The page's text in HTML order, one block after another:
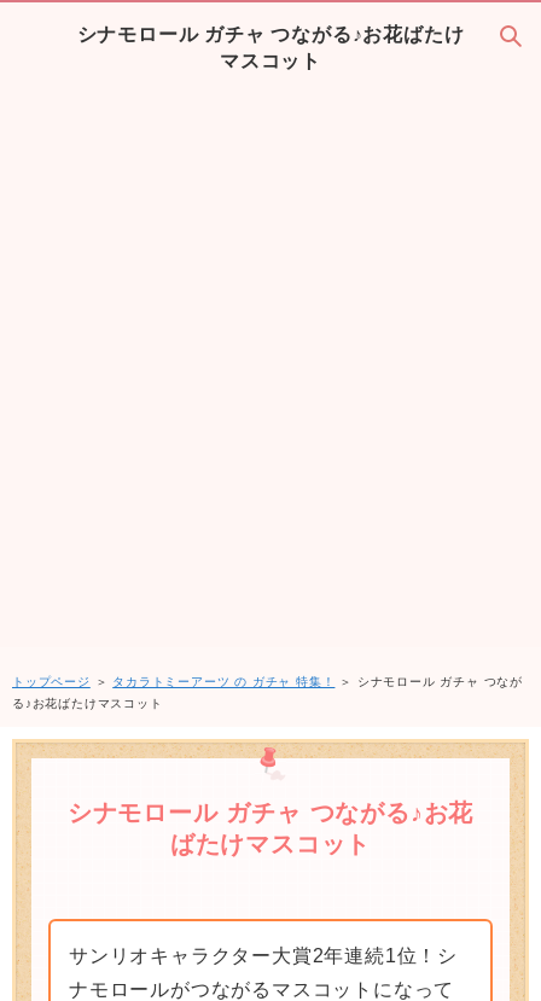
シナモロール ガチャ つながる♪お花ばたけ
マスコット
トップページ ＞ タカラトミーアーツ の ガチャ 特集！
＞ シナモロール ガチャ つなが
る♪お花ばたけマスコット
シナモロール ガチャ つながる♪お花
ばたけマスコット
サンリオキャラクター大賞2年連続1位！シ
ナモロールがつながるマスコットになって